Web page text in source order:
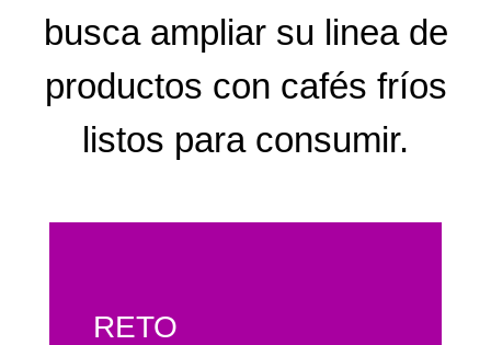
busca ampliar su linea de
productos con cafés fríos
listos para consumir.
RETO